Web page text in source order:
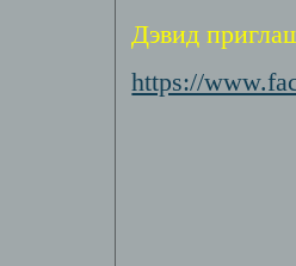
Дэвид
https://